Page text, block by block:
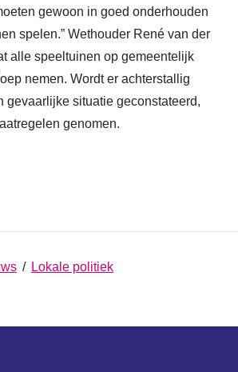
gewoon in goed onderhouden
spelen.” Wethouder René van der
alle speeltuinen op gemeentelijk
nemen. Wordt er achterstallig
gevaarlijke situatie geconstateerd,
genomen.
/ Lokale politiek